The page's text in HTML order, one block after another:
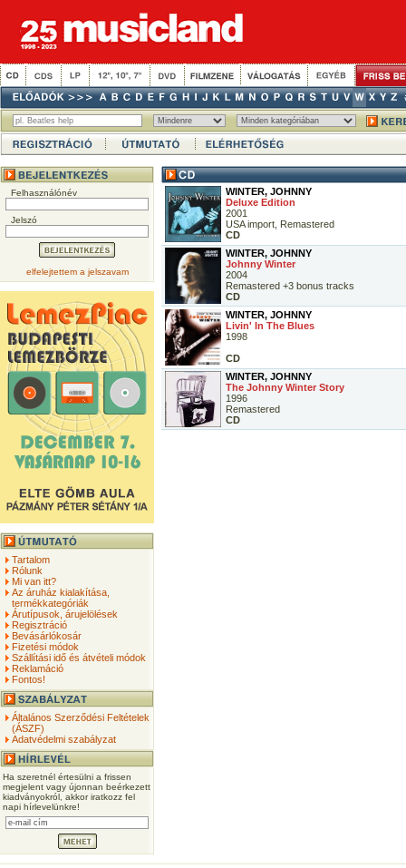
Felhasználónév
Jelszó
elfelejtettem a jelszavam
Tartalom
Rólunk
Mi van itt?
Az áruház kialakítása,
termékkategóriák
Árutípusok, árujelölések
Regisztráció
Bevásárlókosár
Fizetési módok
Szállítási idő és átvételi módok
Reklamáció
Fontos!
Általános Szerződési Feltételek
(ÁSZF)
Adatvédelmi szabályzat
Ha szeretnél értesülni a frissen
megjelent vagy újonnan beérkezett
kiadványokról, akkor iratkozz fel
napi hírlevelünkre!
WINTER, JOHNNY
Deluxe Edition
2001
USA import, Remastered
CD
WINTER, JOHNNY
Johnny Winter
2004
Remastered +3 bonus tracks
CD
WINTER, JOHNNY
Livin' In The Blues
1998
CD
WINTER, JOHNNY
The Johnny Winter Story
1996
Remastered
CD